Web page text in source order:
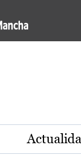
región